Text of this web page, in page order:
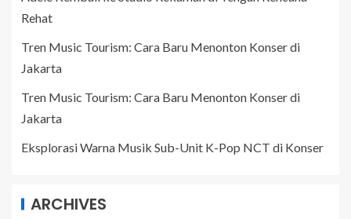
Rehat
Tren Music Tourism: Cara Baru Menonton Konser di
Jakarta
Tren Music Tourism: Cara Baru Menonton Konser di
Jakarta
Eksplorasi Warna Musik Sub-Unit K-Pop NCT di Konser
ARCHIVES